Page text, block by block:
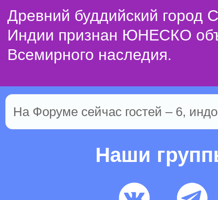
Древний буддийский город
Индии признан ЮНЕСКО
Всемирного наследия.
На Форуме сейчас гостей – 6,
Наши